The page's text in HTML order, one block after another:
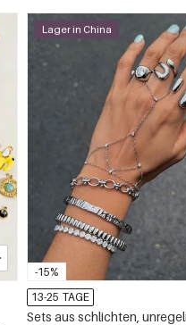
-15%
Lager in China
13-25 TAGE
Sets aus schlichten,